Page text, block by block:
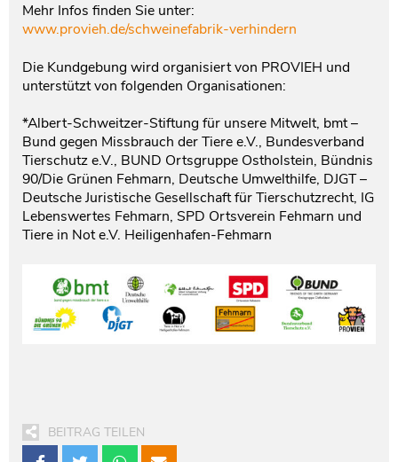
Mehr Infos finden Sie unter:
www.provieh.de/schweinefabrik-verhindern
Die Kundgebung wird organisiert von PROVIEH und
unterstützt von folgenden Organisationen:
*Albert-Schweitzer-Stiftung für unsere Mitwelt, bmt –
Bund gegen Missbrauch der Tiere e.V., Bundesverband
Tierschutz e.V., BUND Ortsgruppe Ostholstein, Bündnis
90/Die Grünen Fehmarn, Deutsche Umwelthilfe, DJGT –
Deutsche Juristische Gesellschaft für Tierschutzrecht, IG
Lebenswertes Fehmarn, SPD Ortsverein Fehmarn und
Tiere in Not e.V. Heiligenhafen-Fehmarn
BEITRAG TEILEN